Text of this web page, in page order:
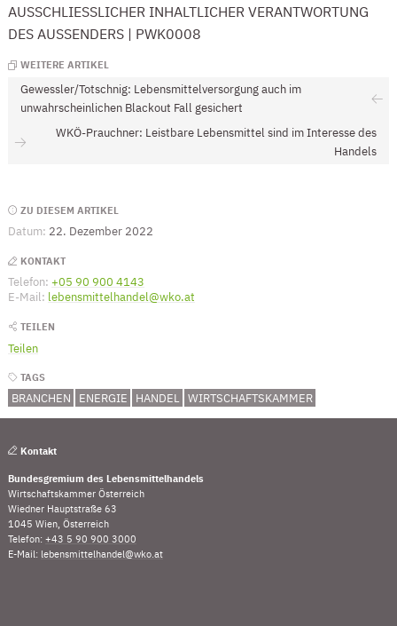
AUSSCHLIESSLICHER INHALTLICHER VERANTWORTUNG
DES AUSSENDERS | PWK0008
WEITERE ARTIKEL
Gewessler/Totschnig: Lebensmittelversorgung auch im
unwahrscheinlichen Blackout Fall gesichert
WKÖ-Prauchner: Leistbare Lebensmittel sind im Interesse des
Handels
Seitenleiste
ZU DIESEM ARTIKEL
Datum: 22. Dezember 2022
KONTAKT
Telefon: +05 90 900 4143
E-Mail: lebensmittelhandel@wko.at
TEILEN
Teilen
TAGS
BRANCHEN ENERGIE HANDEL WIRTSCHAFTSKAMMER
Kontakt
Bundesgremium des Lebensmittelhandels
Wirtschaftskammer Österreich
Wiedner Hauptstraße 63
1045 Wien, Österreich
Telefon: +43 5 90 900 3000
E-Mail: lebensmittelhandel@wko.at